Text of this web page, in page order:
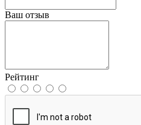
Ваш отзыв
Рейтинг